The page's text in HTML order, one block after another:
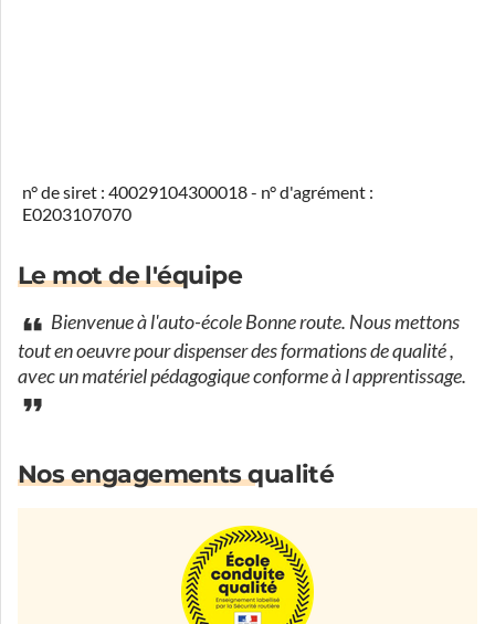
n° de siret : 40029104300018 - n° d'agrément :
E0203107070
Le mot de l'équipe
Bienvenue à l'auto-école Bonne route. Nous mettons
tout en oeuvre pour dispenser des formations de qualité ,
avec un matériel pédagogique conforme à l apprentissage.
Nos engagements qualité